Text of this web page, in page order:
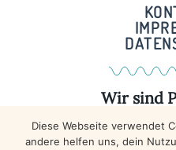
Wir sind
MEHR
Diese Webseite verwendet
andere helfen uns, dein